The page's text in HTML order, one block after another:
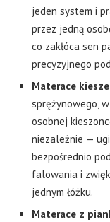
jeden system i
przez jedną
co zakłóca sen
precyzyjnego
Materace
sprężynowego,
osobnej
niezależnie —
bezpośrednio
falowania i
jednym łóżku.
Materace z